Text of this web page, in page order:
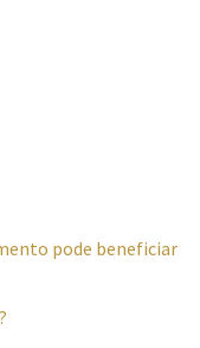
pode beneficiar